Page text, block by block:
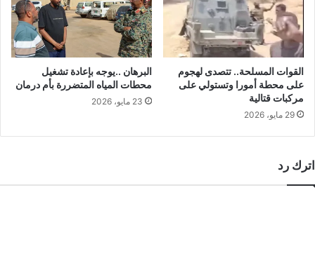
القوات المسلحة.. تتصدى لهجوم
على محطة أمورا وتستولي على
مركبات قتالية
29 مايو، 2026
البرهان ..يوجه بإعادة تشغيل
محطات المياه المتضررة بأم درمان
23 مايو، 2026
اترك رد